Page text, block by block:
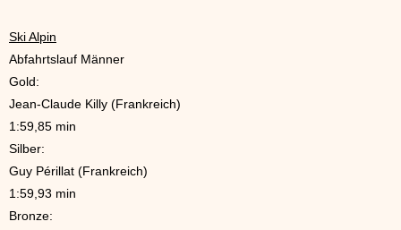
Ski Alpin
Abfahrtslauf Männer
Gold:
Jean-Claude Killy (Frankreich)
1:59,85 min
Silber:
Guy Périllat (Frankreich)
1:59,93 min
Bronze: